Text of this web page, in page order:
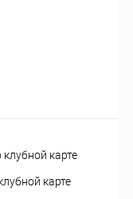
карте